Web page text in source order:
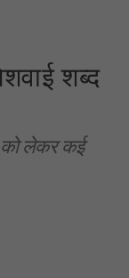
शब्द
लेकर कई